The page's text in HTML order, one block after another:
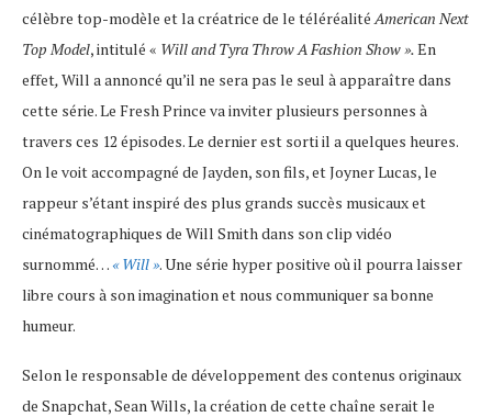
célèbre top-modèle et la créatrice de le téléréalitéAmerican Next
Top Model, intitulé « Will and Tyra Throw A Fashion Show ».En
effet,Will a annoncé qu’il ne sera pas le seul à apparaître dans
cette série. Le Fresh Prince va inviter plusieurs personnes à
travers ces 12 épisodes. Le dernier est sorti il a quelques heures.
On le voit accompagné de Jayden, son fils, et Joyner Lucas, le
rappeur s’étant inspiré des plus grands succès musicaux et
cinématographiques de Will Smith dans son clip vidéo
surnommé…« Will ». Une série hyper positive où il pourra laisser
libre cours à son imagination et nous communiquer sa bonne
humeur.
Selon le responsable de développement des contenus originaux
de Snapchat, Sean Wills, la création de cette chaîne serait le